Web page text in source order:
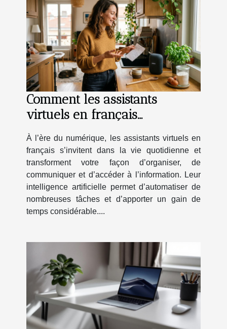
Comment les assistants
virtuels en français
transforment-ils votre
quotidien ?
À l’ère du numérique, les assistants virtuels en
français s’invitent dans la vie quotidienne et
transforment votre façon d’organiser, de
communiquer et d’accéder à l’information. Leur
intelligence artificielle permet d’automatiser de
nombreuses tâches et d’apporter un gain de
temps considérable....